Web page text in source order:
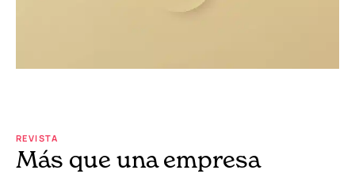
REVISTA
Más que una empresa